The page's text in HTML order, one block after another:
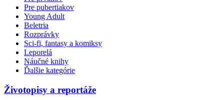
Pre pubertiakov
Young Adult
Beletria
Rozprávky
Sci-fi, fantasy a komiksy
Leporelá
Náučné knihy
Ďalšie kategórie
Životopisy a reportáže